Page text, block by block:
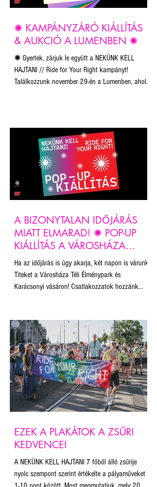
✺ KAMPÁNYZÁRÓ KIÁLLÍTÁS
& AUKCIÓ A LUMENBEN ✺
✺ Gyertek, zárjuk le együtt a NEKÜNK KELL
HAJTANI // Ride for Your Right kampányt!
Találkozzunk november 29-én a Lumenben, ahol
A BIZONYTALAN IDŐJÁRÁS
MIATT ELMARAD! ✺ POP-UP
KIÁLLÍTÁS A VÁROSHÁZA
PARKBAN ✺
Ha az időjárás is úgy akarja, két napon is várunk
Titeket a Városháza Téli Élménypark és
Karácsonyi vásáron! Csatlakozzatok hozzánk
pop-up kiállításán! Gyertek forraltborozni, sült
gesztenyézni, korcsolyázni és kiállítást nézni!
Hangolódjunk együtt az ünnepekre!
EZEK A PLAKÁTOK A ZSŰRI
KEDVENCEI
A NEKÜNK KELL HAJTANI 7 főből álló zsűrije
nyolc szempont szerint értékelte a pályaműveket